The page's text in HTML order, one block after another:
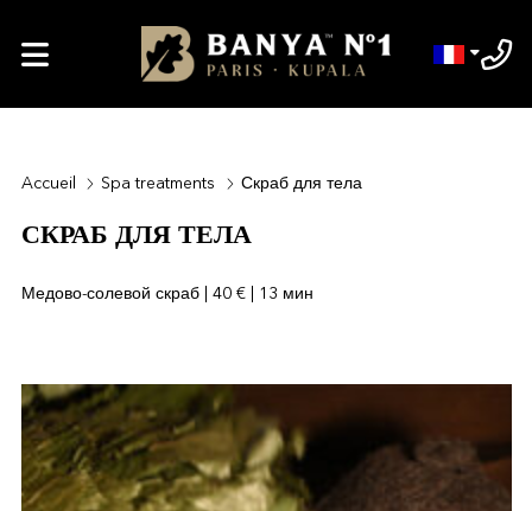
Accueil Spa treatments Скраб для тела
СКРАБ ДЛЯ ТЕЛА
Медово-солевой скраб | 40 € | 13 мин